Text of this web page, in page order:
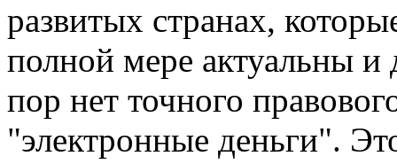
развитых странах,
полной мере актуальны
пор нет точного
"электронные деньги".